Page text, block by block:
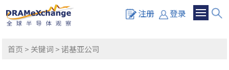
注册 登录
首页 > 关键词 > 诺基亚公司